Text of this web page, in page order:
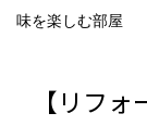
味を楽しむ部屋
【リフ